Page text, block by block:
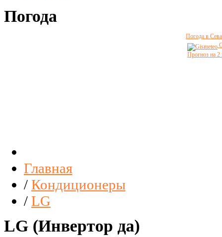
Погода
Погода в
Прогноз на 2
Главная
/ Кондиционеры
/ LG
LG (Инвертор да)